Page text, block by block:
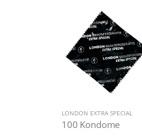
LONDON EXTRA SPECIAL
100 Kondome